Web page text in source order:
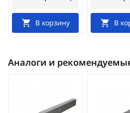
В корзину В
Аналоги и